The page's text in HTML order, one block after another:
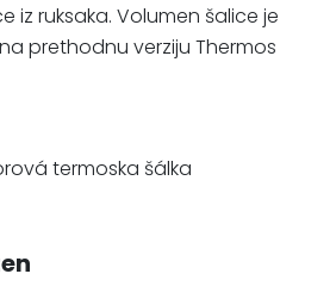
iz ruksaka. Volumen šalice je
prethodnu verziju Thermos